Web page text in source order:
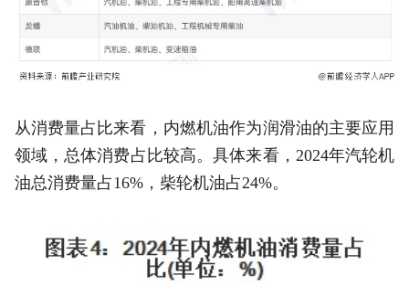
从消费量占比来看，内燃机油作为润滑油的主要应用
领域，总体消费占比较高。具体来看，2024年汽轮机
油总消费量占16%，柴轮机油占24%。